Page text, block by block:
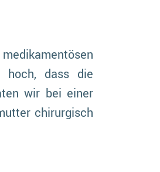
hoch, dass die
wir bei einer
chirurgisch